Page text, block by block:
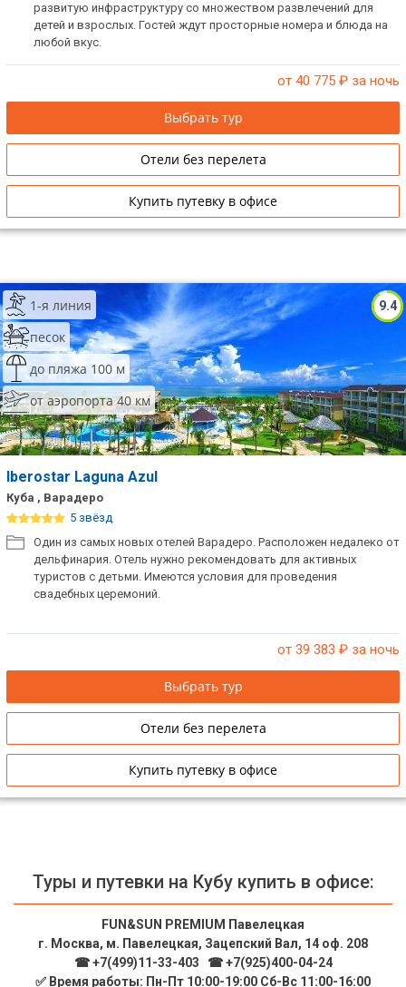
развитую инфраструктуру со множеством развлечений для
детей и взрослых. Гостей ждут просторные номера и блюда на
любой вкус.
от 40 775 ₽ за ночь
Выбрать тур
Отели без перелета
Купить путевку в офисе
9.4
1-я линия
песок
до пляжа 100 м
от аэропорта 40 км
Iberostar Laguna Azul
Куба , Варадеро
5 звёзд
Один из самых новых отелей Варадеро. Расположен недалеко от
дельфинария. Отель нужно рекомендовать для активных
туристов с детьми. Имеются условия для проведения
свадебных церемоний.
от 39 383 ₽ за ночь
Выбрать тур
Отели без перелета
Купить путевку в офисе
Туры и путевки на Кубу купить в офисе:
FUN&SUN PREMIUM Павелецкая
г. Москва, м. Павелецкая, Зацепский Вал, 14 оф. 208
☎ +7(499)11-33-403
☎ +7(925)400-04-24
✅ Время работы: Пн-Пт 10:00-19:00 Сб-Вс 11:00-16:00